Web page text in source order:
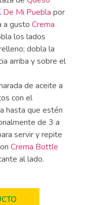
De Mi Puebla por
a gusto Crema
los lados
dobla la
arriba y sobre el
de aceite a
con el
hasta que estén
de 3 a
servir y repite
Crema Bottle
al lado.